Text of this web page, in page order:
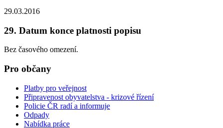
29.03.2016
29. Datum konce platnosti popisu
Bez časového omezení.
Pro občany
Platby pro veřejnost
Připravenost obyvatelstva - krizové řízení
Policie ČR radí a informuje
Odpady
Nabídka práce